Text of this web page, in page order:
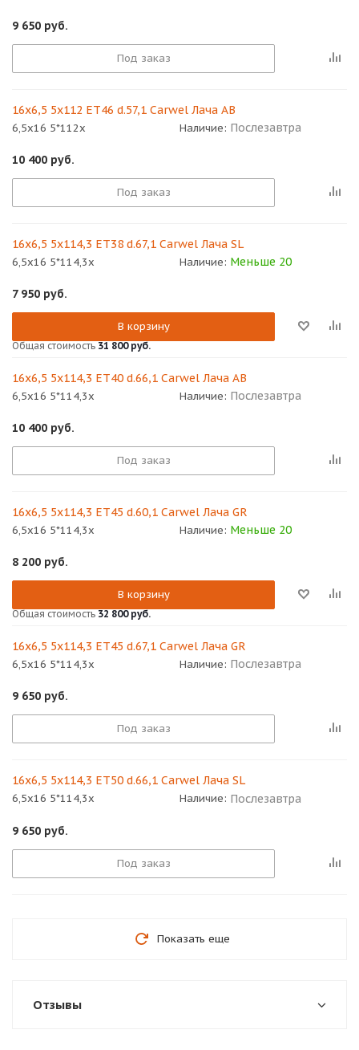
9 650 руб.
Под заказ
16x6,5 5x112 ET46 d.57,1 Carwel Лача AB
6,5x16 5*112x Наличие: Послезавтра
10 400 руб.
Под заказ
16x6,5 5x114,3 ET38 d.67,1 Carwel Лача SL
6,5x16 5*114,3x Наличие: Меньше 20
7 950 руб.
В корзину
Общая стоимость 31 800 руб.
16x6,5 5x114,3 ET40 d.66,1 Carwel Лача AB
6,5x16 5*114,3x Наличие: Послезавтра
10 400 руб.
Под заказ
16x6,5 5x114,3 ET45 d.60,1 Carwel Лача GR
6,5x16 5*114,3x Наличие: Меньше 20
8 200 руб.
В корзину
Общая стоимость 32 800 руб.
16x6,5 5x114,3 ET45 d.67,1 Carwel Лача GR
6,5x16 5*114,3x Наличие: Послезавтра
9 650 руб.
Под заказ
16x6,5 5x114,3 ET50 d.66,1 Carwel Лача SL
6,5x16 5*114,3x Наличие: Послезавтра
9 650 руб.
Под заказ
Показать еще
Отзывы